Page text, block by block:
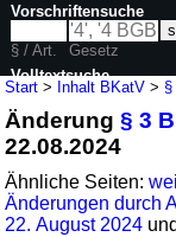
Start > Inhalt BKatV > §
Änderung§ 3
22.08.2024
Ähnliche Seiten:
Änderungen durch
22. August 2024
Vorschriftensuche
§ / Art.
Gesetz
Volltextsuche
nur in BKatV